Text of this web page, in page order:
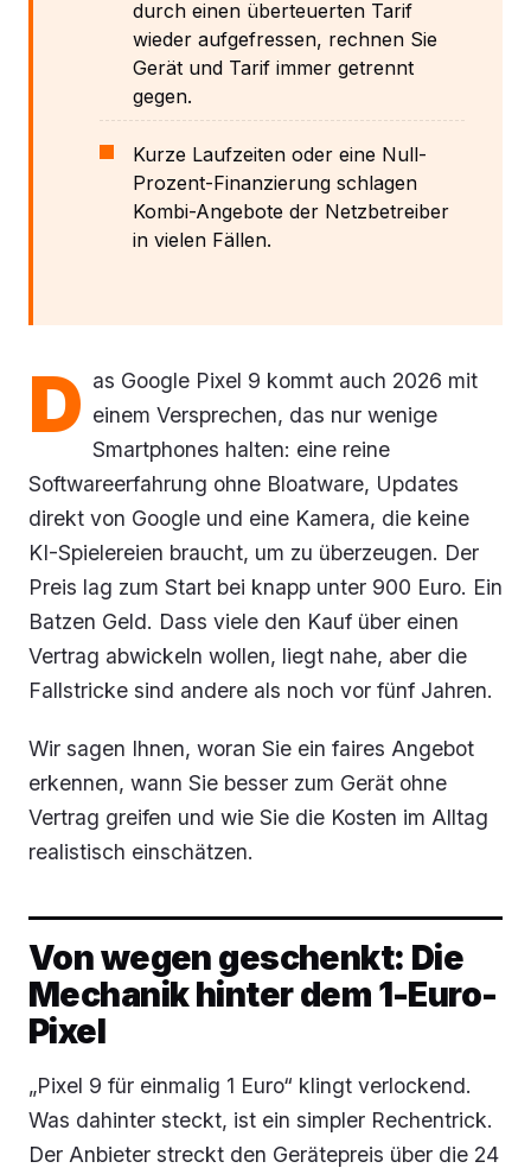
durch einen überteuerten Tarif
wieder aufgefressen, rechnen Sie
Gerät und Tarif immer getrennt
gegen.
Kurze Laufzeiten oder eine Null-
Prozent-Finanzierung schlagen
Kombi-Angebote der Netzbetreiber
in vielen Fällen.
D as Google Pixel 9 kommt auch 2026 mit
einem Versprechen, das nur wenige
Smartphones halten: eine reine
Softwareerfahrung ohne Bloatware, Updates
direkt von Google und eine Kamera, die keine
KI-Spielereien braucht, um zu überzeugen. Der
Preis lag zum Start bei knapp unter 900 Euro. Ein
Batzen Geld. Dass viele den Kauf über einen
Vertrag abwickeln wollen, liegt nahe, aber die
Fallstricke sind andere als noch vor fünf Jahren.
Wir sagen Ihnen, woran Sie ein faires Angebot
erkennen, wann Sie besser zum Gerät ohne
Vertrag greifen und wie Sie die Kosten im Alltag
realistisch einschätzen.
Von wegen geschenkt: Die
Mechanik hinter dem 1-Euro-
Pixel
„Pixel 9 für einmalig 1 Euro“ klingt verlockend.
Was dahinter steckt, ist ein simpler Rechentrick.
Der Anbieter streckt den Gerätepreis über die 24